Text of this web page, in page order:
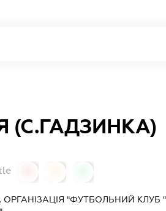
(С.ГАДЗИНКА)
"ФУТБОЛЬНИЙ КЛУБ